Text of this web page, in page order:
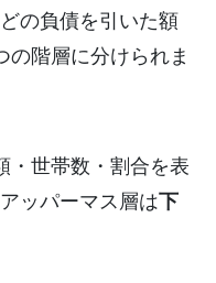
の負債を引いた額
の階層に分けられま
・世帯数・割合を表
ッパーマス層は下